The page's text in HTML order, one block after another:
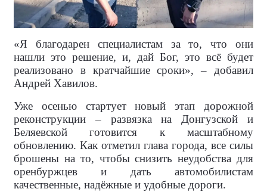
«Я благодарен специалистам за то, что они
нашли это решение, и, дай Бог, это всё будет
реализовано в кратчайшие сроки», – добавил
Андрей Хавилов.
Уже осенью стартует новый этап дорожной
реконструкции – развязка на Донгузской и
Беляевской готовится к масштабному
обновлению. Как отметил глава города, все силы
брошены на то, чтобы снизить неудобства для
оренбуржцев и дать автомобилистам
качественные, надёжные и удобные дороги.